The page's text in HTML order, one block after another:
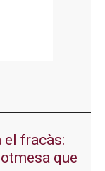
el fracàs:
que